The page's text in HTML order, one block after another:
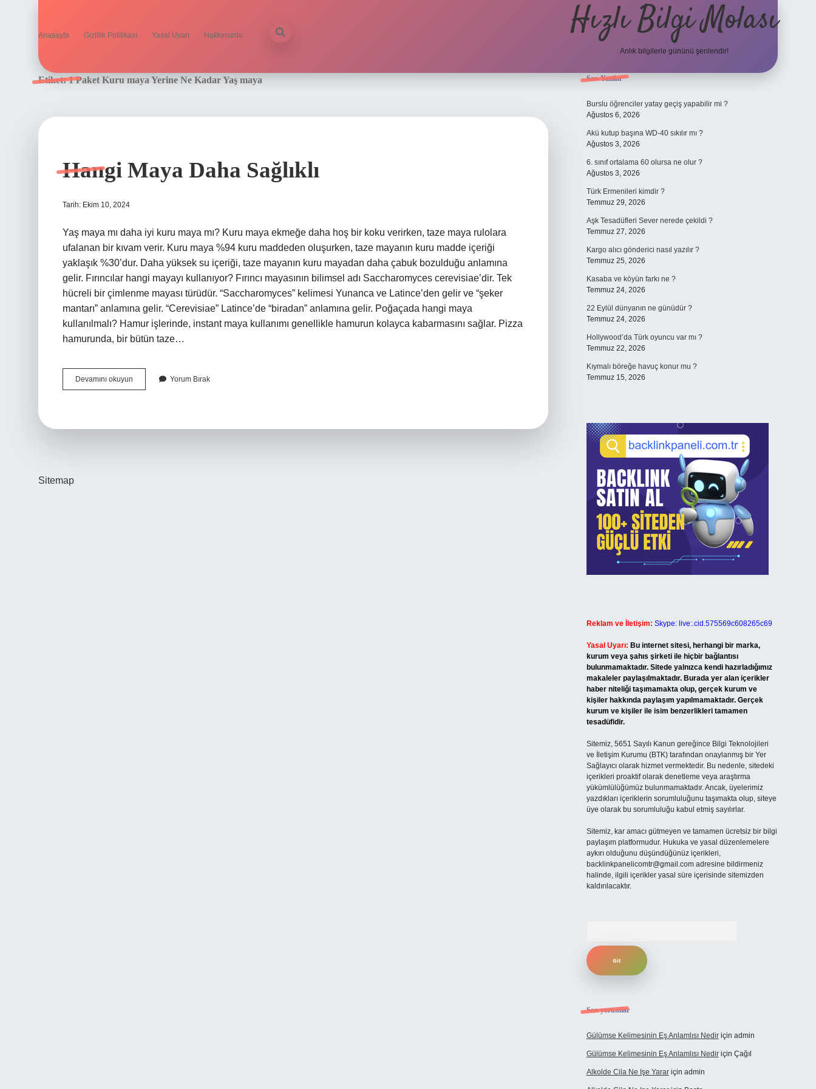
Anasayfa Gizlilik Politikası Yasal Uyarı Hakkımızda Hızlı Bilgi Molası
Anlık bilgilerle gününü şenlendir!
Etiket:1 Paket Kuru maya Yerine Ne Kadar Yaş maya
Hangi Maya Daha Sağlıklı
Tarih: Ekim 10, 2024
Yaş maya mı daha iyi kuru maya mı? Kuru maya ekmeğe daha hoş bir koku verirken, taze maya rulolara
ufalanan bir kıvam verir. Kuru maya %94 kuru maddeden oluşurken, taze mayanın kuru madde içeriği
yaklaşık %30’dur. Daha yüksek su içeriği, taze mayanın kuru mayadan daha çabuk bozulduğu anlamına
gelir. Fırıncılar hangi mayayı kullanıyor? Fırıncı mayasının bilimsel adı Saccharomyces cerevisiae’dir. Tek
hücreli bir çimlenme mayası türüdür. “Saccharomyces” kelimesi Yunanca ve Latince’den gelir ve “şeker
mantarı” anlamına gelir. “Cerevisiae” Latince’de “biradan” anlamına gelir. Poğaçada hangi maya
kullanılmalı? Hamur işlerinde, instant maya kullanımı genellikle hamurun kolayca kabarmasını sağlar. Pizza
hamurunda, bir bütün taze…
Devamını okuyun
Maya
Yorum Bırak
Sitemap
Sidebar
Son Yazılar
Burslu öğrenciler yatay geçiş yapabilir mi ?
Ağustos 6, 2026
Akü kutup başına WD-40 sıkılır mı ?
Ağustos 3, 2026
6. sınıf ortalama 60 olursa ne olur ?
Ağustos 3, 2026
Türk Ermenileri kimdir ?
Temmuz 29, 2026
Aşk Tesadüfleri Sever nerede çekildi ?
Temmuz 27, 2026
Kargo alıcı gönderici nasıl yazılır ?
Temmuz 25, 2026
Kasaba ve köyün farkı ne ?
Temmuz 24, 2026
22 Eylül dünyanın ne günüdür ?
Temmuz 24, 2026
Hollywood’da Türk oyuncu var mı ?
Temmuz 22, 2026
Kıymalı böreğe havuç konur mu ?
Temmuz 15, 2026
Reklam ve İletişim: Skype: live:.cid.575569c608265c69
Yasal Uyarı: Bu internet sitesi, herhangi bir marka,
kurum veya şahıs şirketi ile hiçbir bağlantısı
bulunmamaktadır. Sitede yalnızca kendi hazırladığımız
makaleler paylaşılmaktadır. Burada yer alan içerikler
haber niteliği taşımamakta olup, gerçek kurum ve
kişiler hakkında paylaşım yapılmamaktadır. Gerçek
kurum ve kişiler ile isim benzerlikleri tamamen
tesadüfidir.
Sitemiz, 5651 Sayılı Kanun gereğince Bilgi Teknolojileri
ve İletişim Kurumu (BTK) tarafından onaylanmış bir Yer
Sağlayıcı olarak hizmet vermektedir. Bu nedenle, sitedeki
içerikleri proaktif olarak denetleme veya araştırma
yükümlülüğümüz bulunmamaktadır. Ancak, üyelerimiz
yazdıkları içeriklerin sorumluluğunu taşımakta olup, siteye
üye olarak bu sorumluluğu kabul etmiş sayılırlar.
Sitemiz, kar amacı gütmeyen ve tamamen ücretsiz bir bilgi
paylaşım platformudur. Hukuka ve yasal düzenlemelere
aykırı olduğunu düşündüğünüz içerikleri,
backlinkpanelicomtr@gmail.comadresine bildirmeniz
halinde, ilgili içerikler yasal süre içerisinde sitemizden
kaldırılacaktır.
Son yorumlar
Gülümse Kelimesinin Eş Anlamlısı Nediriçin admin
Gülümse Kelimesinin Eş Anlamlısı Nediriçin Çağıl
Alkolde Cila Ne Işe Yarariçin admin